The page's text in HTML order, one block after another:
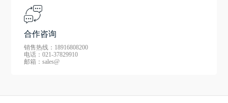
合作咨询
销售热线：18916808200
电话：021-37829910
邮箱：sales@